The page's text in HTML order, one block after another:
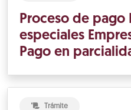
Proceso de pago
especiales
Pago en
Trámite